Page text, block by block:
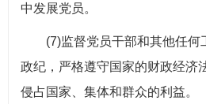
中发展党员。
(7)监督党员干部和其他任何
政纪，严格遵守国家的财政经济
侵占国家、集体和群众的利益。